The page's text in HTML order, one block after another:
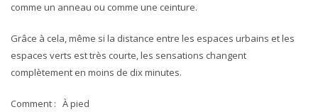
comme un anneau ou comme une ceinture.
Grâce à cela, même si la distance entre les espaces urbains et les
espaces verts est très courte, les sensations changent
complètement en moins de dix minutes.
Comment : À pied